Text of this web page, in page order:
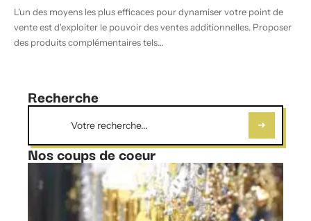
L'un des moyens les plus efficaces pour dynamiser votre point de
vente est d'exploiter le pouvoir des ventes additionnelles. Proposer
des produits complémentaires tels…
Recherche
Nos coups de coeur